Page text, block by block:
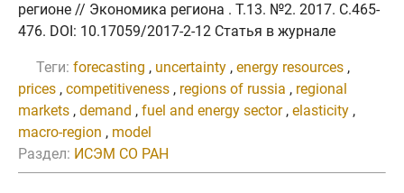
регионе // Экономика региона . Т.13. №2. 2017. C.465-
476. DOI: 10.17059/2017-2-12 Статья в журнале
Теги: forecasting , uncertainty , energy resources ,
prices , competitiveness , regions of russia , regional
markets , demand , fuel and energy sector, elasticity ,
macro-region , model
Раздел: ИСЭМ СО РАН